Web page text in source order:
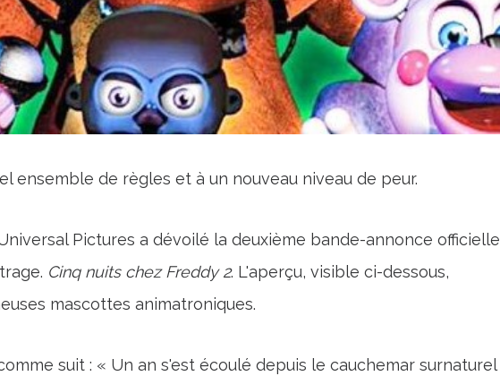
ensemble de règles et à un nouveau niveau de peur.
Pictures a dévoilé la deuxième bande-annonce officielle
Cinq nuits chez Freddy 2. L'aperçu, visible ci-dessous,
mascottes animatroniques.
suit : « Un an s'est écoulé depuis le cauchemar surnaturel